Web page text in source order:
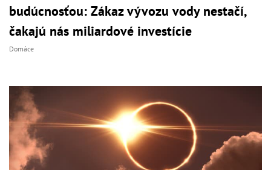
budúcnosťou: Zákaz vývozu vody nestačí,
čakajú nás miliardové investície
Domáce